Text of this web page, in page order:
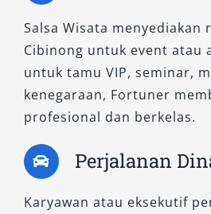
Salsa Wisata
Cibinong untuk event atau
untuk tamu VIP, seminar,
kenegaraan, Fortuner
profesional dan berkelas.
Perjalanan
Karyawan atau eksekutif